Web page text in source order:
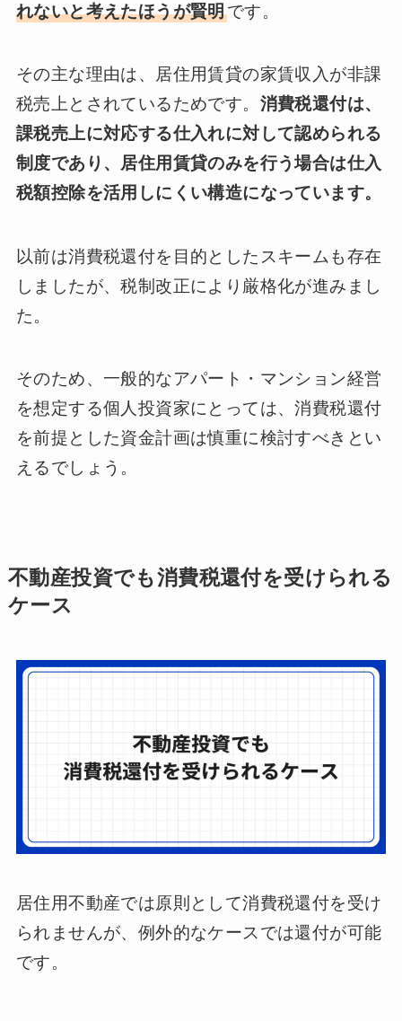
れないと考えたほうが賢明です。
その主な理由は、居住用賃貸の家賃収入が非課
税売上とされているためです。 消費税還付は、
課税売上に対応する仕入れに対して認められる
制度であり、居住用賃貸のみを行う場合は仕入
税額控除を活用しにくい構造になっています。
以前は消費税還付を目的としたスキームも存在
しましたが、税制改正により厳格化が進みまし
た。
そのため、一般的なアパート・マンション経営
を想定する個人投資家にとっては、消費税還付
を前提とした資金計画は慎重に検討すべきとい
えるでしょう。
不動産投資でも消費税還付を受けられる
ケース
居住用不動産では原則として消費税還付を受け
られませんが、例外的なケースでは還付が可能
です。